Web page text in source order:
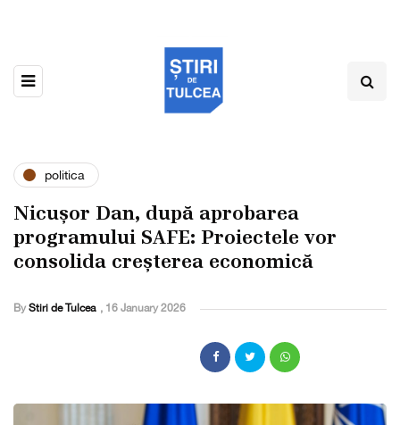
politica
Nicușor Dan, după aprobarea
programului SAFE: Proiectele vor
consolida creșterea economică
By Stiri de Tulcea , 16 January 2026